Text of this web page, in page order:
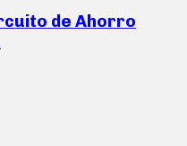
de Ahorro